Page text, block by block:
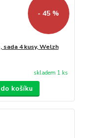
- 45 %
sada 4 kusy, Welzh
skladem 1 ks
košíku